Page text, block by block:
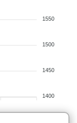
1550
1500
1450
1400